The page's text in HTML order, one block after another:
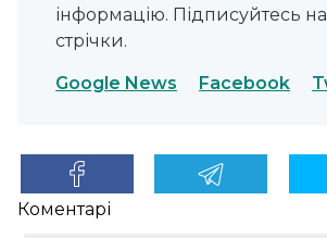
інформацію. Підписуйтесь
стрічки.
Google News Facebook
Коментарі